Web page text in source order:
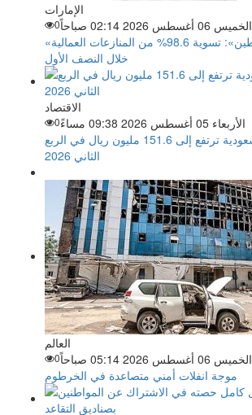
الإمارات
الخميس 06 أغسطس 2026 02:14 صباحاً
0
«الموارد البشرية والتوطين»: تسوية 98.6% من المنازعات العمالية
خلال النصف الأول
الاقتصاد
الأربعاء 05 أغسطس 2026 09:38 مساءً
0
أرباح البابطين السعودية ترتفع إلى 151.6 مليون ريال في الربع
الثاني 2026
العالم
الخميس 06 أغسطس 2026 05:14 صباحاً
0
موجة انفلات أمني متصاعدة في الخرطوم